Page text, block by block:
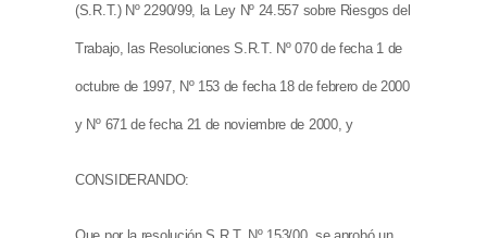
(S.R.T.) Nº 2290/99, la Ley Nº 24.557 sobre Riesgos del
Trabajo, las Resoluciones S.R.T. Nº 070 de fecha 1 de
octubre de 1997, Nº 153 de fecha 18 de febrero de 2000
y Nº 671 de fecha 21 de noviembre de 2000, y
CONSIDERANDO: